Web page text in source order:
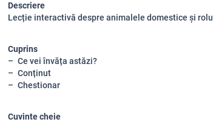
Descriere
Lecție interactivă despre animalele domestice și
Cuprins
Ce vei învăța astăzi?
Conținut
Chestionar
Cuvinte cheie